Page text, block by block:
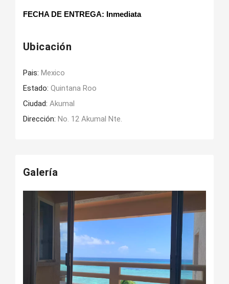
FECHA DE ENTREGA: Inmediata
Ubicación
Pais: Mexico
Estado: Quintana Roo
Ciudad: Akumal
Dirección: No. 12 Akumal Nte.
Galería